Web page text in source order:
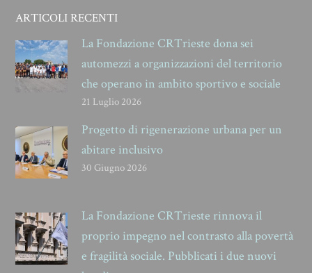
ARTICOLI RECENTI
La Fondazione CRTrieste dona sei
automezzi a organizzazioni del territorio
che operano in ambito sportivo e sociale
21 Luglio 2026
Progetto di rigenerazione urbana per un
abitare inclusivo
30 Giugno 2026
La Fondazione CRTrieste rinnova il
proprio impegno nel contrasto alla povertà
e fragilità sociale. Pubblicati i due nuovi